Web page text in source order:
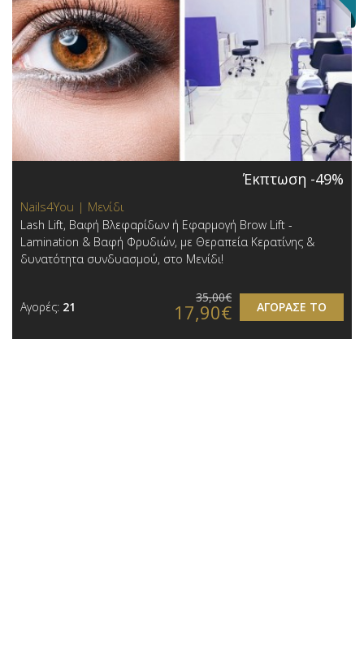
Έκπτωση -49%
Nails4You | Μενίδι
Lash Lift, Βαφή Βλεφαρίδων ή Εφαρμογή Brow Lift -
Lamination & Βαφή Φρυδιών, με Θεραπεία Κερατίνης &
δυνατότητα συνδυασμού, στο Μενίδι!
Αγορές: 21 ΑΓΟΡΑΣΕ ΤΟ
35,00€
17,90€